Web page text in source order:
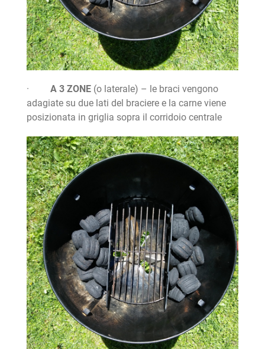
· A 3 ZONE(o laterale) – le braci vengono
adagiate su due lati del braciere e la carne viene
posizionata in griglia sopra il corridoio centrale